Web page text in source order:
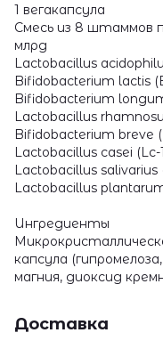
1 вегакапсула
Смесь из 8 штаммов
млрд
Lactobacillus
Bifidobacterium lactis
Bifidobacterium
Lactobacillus
Bifidobacterium breve
Lactobacillus casei (Lc-
Lactobacillus salivarius
Lactobacillus
Ингредиенты
капсула
магния, диоксид
Доставка